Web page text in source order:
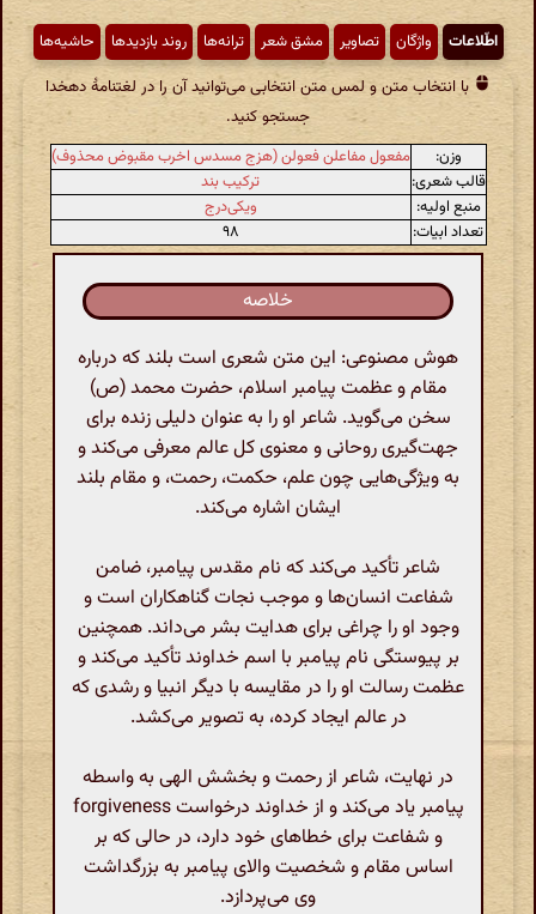
اطّلاعات واژگان تصاویر مشق شعر ترانه‌ها روند بازدیدها حاشیه‌ها
با انتخاب متن و لمس متن انتخابی می‌توانید آن را در لغتنامهٔ دهخدا
جستجو کنید.
وزن:
مفعول مفاعلن فعولن (هزج مسدس اخرب مقبوض محذوف)
قالب شعری:
ترکیب بند
منبع اولیه:
ویکی‌درج
تعداد ابیات:
۹۸
خلاصه
هوش مصنوعی: این متن شعری است بلند که درباره
مقام و عظمت پیامبر اسلام، حضرت محمد (ص)
سخن می‌گوید. شاعر او را به عنوان دلیلی زنده برای
جهت‌گیری روحانی و معنوی کل عالم معرفی می‌کند و
به ویژگی‌هایی چون علم، حکمت، رحمت، و مقام بلند
ایشان اشاره می‌کند.
شاعر تأکید می‌کند که نام مقدس پیامبر، ضامن
شفاعت انسان‌ها و موجب نجات گناهکاران است و
وجود او را چراغی برای هدایت بشر می‌داند. همچنین
بر پیوستگی نام پیامبر با اسم خداوند تأکید می‌کند و
عظمت رسالت او را در مقایسه با دیگر انبیا و رشدی که
در عالم ایجاد کرده، به تصویر می‌کشد.
در نهایت، شاعر از رحمت و بخشش الهی به واسطه
پیامبر یاد می‌کند و از خداوند درخواست forgiveness
و شفاعت برای خطاهای خود دارد، در حالی که بر
اساس مقام و شخصیت والای پیامبر به بزرگداشت
وی می‌پردازد.